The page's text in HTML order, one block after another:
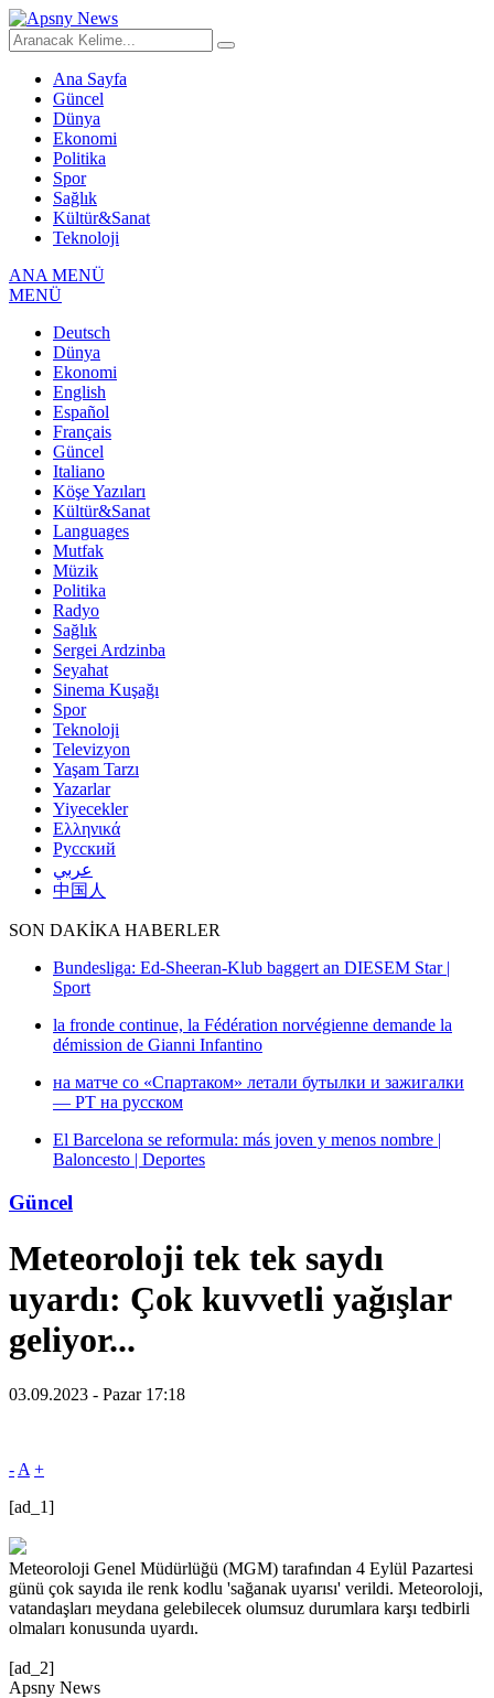
Ana Sayfa
Güncel
Dünya
Ekonomi
Politika
Spor
Sağlık
Kültür&Sanat
Teknoloji
ANA MENÜ
MENÜ
Deutsch
Dünya
Ekonomi
English
Español
Français
Güncel
Italiano
Köşe Yazıları
Kültür&Sanat
Languages
Mutfak
Müzik
Politika
Radyo
Sağlık
Sergei Ardzinba
Seyahat
Sinema Kuşağı
Spor
Teknoloji
Televizyon
Yaşam Tarzı
Yazarlar
Yiyecekler
Ελληνικά
Русский
عربي
中国人
SON DAKİKA HABERLER
Bundesliga: Ed-Sheeran-Klub baggert an DIESEM Star |
Sport
la fronde continue, la Fédération norvégienne demande la
démission de Gianni Infantino
на матче со «Спартаком» летали бутылки и зажигалки
— РТ на русском
El Barcelona se reformula: más joven y menos nombre |
Baloncesto | Deportes
Güncel
Meteoroloji tek tek saydı
uyardı: Çok kuvvetli yağışlar
geliyor...
03.09.2023 - Pazar 17:18
- A +
[ad_1]
Meteoroloji Genel Müdürlüğü (MGM) tarafından 4 Eylül Pazartesi
günü çok sayıda ile renk kodlu 'sağanak uyarısı' verildi. Meteoroloji,
vatandaşları meydana gelebilecek olumsuz durumlara karşı tedbirli
olmaları konusunda uyardı.
[ad_2]
Apsny News